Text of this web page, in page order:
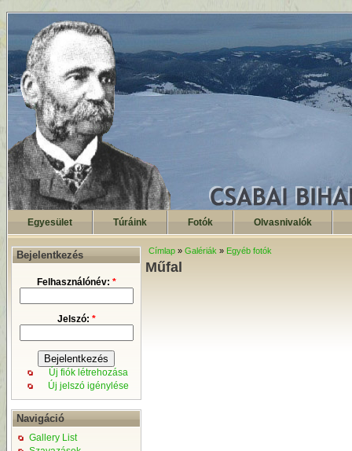
Egyesület Túráink Fotók Olvasnivalók
Bejelentkezés
Felhasználónév: *
Jelszó: *
Új fiók létrehozása
Új jelszó igénylése
Navigáció
Gallery List
Címlap » Galériák » Egyéb fotók
Műfal